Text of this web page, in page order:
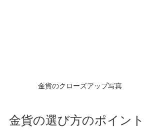
金貨のクローズアップ写真
金貨の選び方のポイント